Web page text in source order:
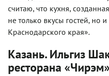
считаю, что кухня,
не только вкусы гостей, но
Краснодарского края».
Казань. Ильгиз
ресторана «Чирэм»